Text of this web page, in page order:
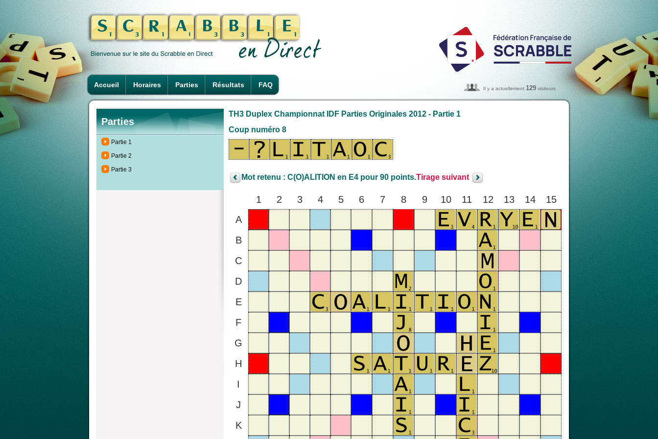
Accueil Horaires Parties Résultats FAQ Il y a actuellement 129 visiteurs
Parties
Partie 1
Partie 2
Partie 3
TH3 Duplex Championnat IDF Parties Originales 2012 - Partie 1
Coup numéro 8
Mot retenu : C(O)ALITION en E4 pour 90 points.Tirage suivant
1 2 3 4 5 6 7 8 9 10 11 12 13 14
15
A
B
C
D
E
F
G
H
I
J
K